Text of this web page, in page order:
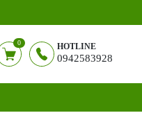
0 HOTLINE
0942583928